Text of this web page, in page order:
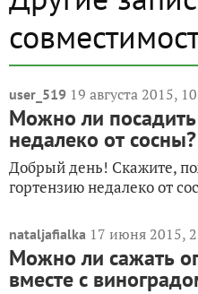
user_519 19 августа 2015,
Можно ли
недалеко от сосны?
Добрый день! Скажите,
гортензию недалеко от
nataljafialka 17 июня 2015,
Можно ли сажать
вместе с